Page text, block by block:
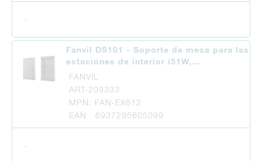
-
Fanvil DS101 - Soporte de mesa para las
estaciones de interior i51W,…
FANVIL
ART-209333
MPN: FAN-EX612
EAN 6937295605099
-